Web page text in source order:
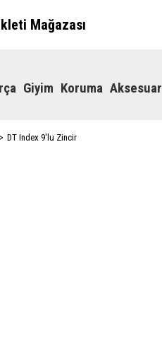
Mağazası
Giyim Koruma Aksesuar
DT Index 9'lu Zincir